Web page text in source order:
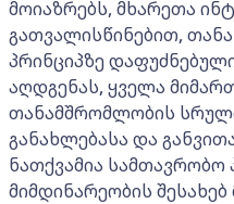
მოიაზრებს, მხარეთა
გათვალისწინებით,
პრინციპზე
აღდგენას, ყველა
თანამშრომლობის
განახლებასა და
ნათქვამია
მიმდინარეობის შესახებ